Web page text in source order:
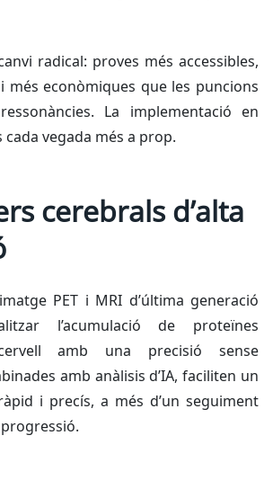
radical: proves més accessibles,
més econòmiques que les puncions
La implementació en
vegada més a prop.
cerebrals d’alta
PET i MRI d’última generació
l’acumulació de proteïnes
amb una precisió sense
amb anàlisis d’IA, faciliten un
i precís, a més d’un seguiment